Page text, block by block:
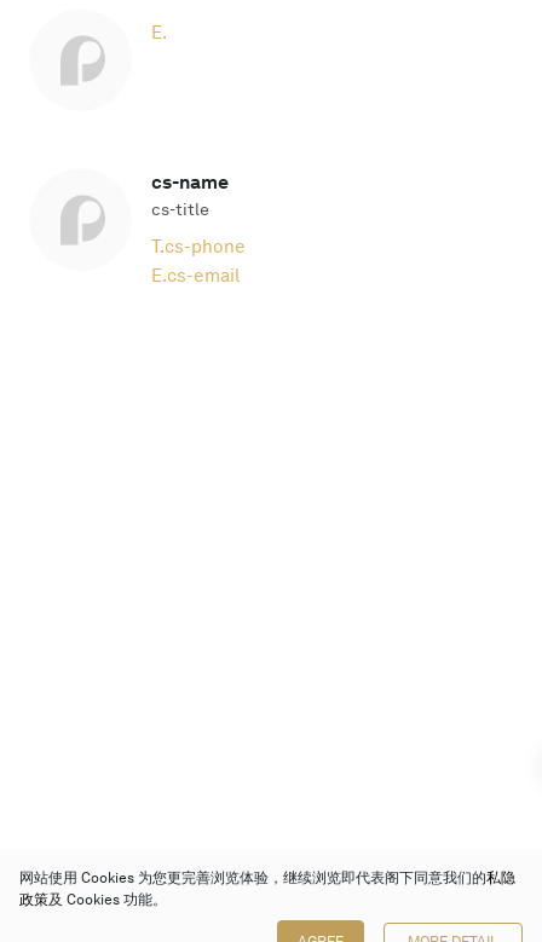
E.
cs-name
cs-title
T.cs-phone
E.cs-email
网站使用 Cookies 为您更完善浏览体验，继续浏览即代表阁下同意我们的私隐
政策及 Cookies 功能。